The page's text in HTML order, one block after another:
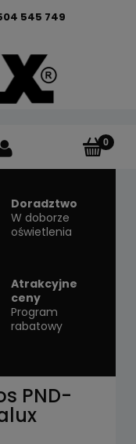
545 749
Doradztwo
W doborze
oświetlenia
Atrakcyjne
ceny
Program
rabatowy
PND-